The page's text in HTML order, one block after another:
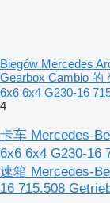
Biegów Mercedes
Gearbox Cambio 的
6x6 6x4 G230-16
4
卡车 Mercedes-
6x6 6x4 G230-16
速箱 Mercedes-
16 715.508